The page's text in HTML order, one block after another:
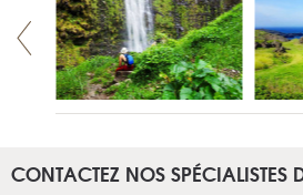
CONTACTEZ NOS SPÉCIALISTES